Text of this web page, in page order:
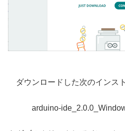
ダウンロードした次のインス
arduino-